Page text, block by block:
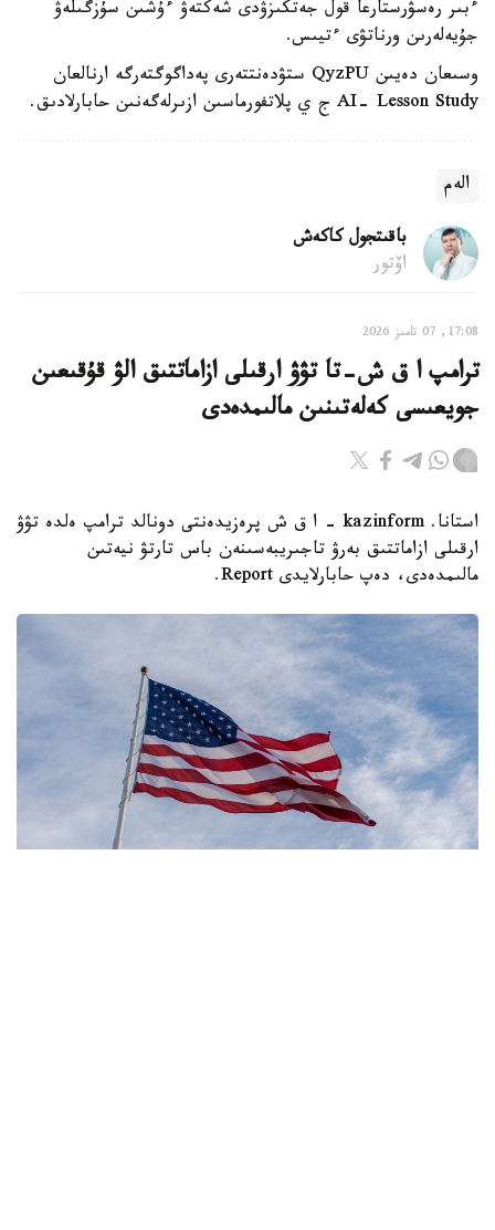
ءبىر رەسۋرستارعا قول جەتكىزۋدى شەكتەۋ ءۇشىن سۇزگىلەۋ
جۇيەلەرىن ورناتۋى ءتيىس.
وسىعان دەيىن QyzPU ستۋدەنتتەرى پەداگوگتەرگە ارنالعان
AI- Lesson Study ج ي پلاتفورماسىن ازىرلەگەنىن حابارلادىق.
الەم
باقىتجول كاكەش
اۆتور
17:08, 07 تامىز 2026
ترامپ ا ق ش-تا تۋۋ ارقىلى ازاماتتىق الۋ قۇقىعىن
جويعىسى كەلەتىنىن مالىمدەدى
استانا. kazinform - ا ق ش پرەزيدەنتى دونالد ترامپ ەلدە تۋۋ
ارقىلى ازاماتتىق بەرۋ تاجىريبەسىنەن باس تارتۋ نيەتىن
مالىمدەدى، دەپ حابارلايدى Report.